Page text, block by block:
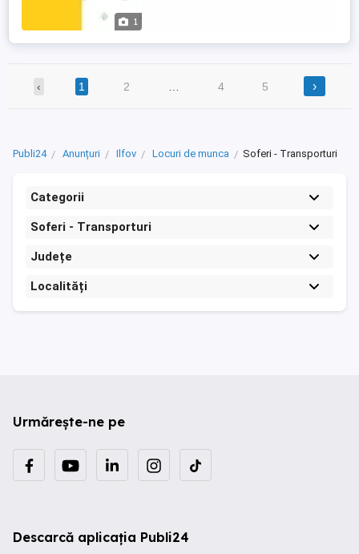
1
‹ 1 2 4 5 ›
Publi24 Anunțuri Ilfov Locuri de munca Soferi - Transporturi
Categorii
Soferi - Transporturi
Județe
Localități
Urmărește-ne pe
Descarcă aplicația Publi24